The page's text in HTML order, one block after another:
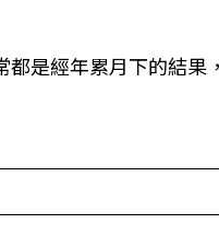
是經年累月下的結果